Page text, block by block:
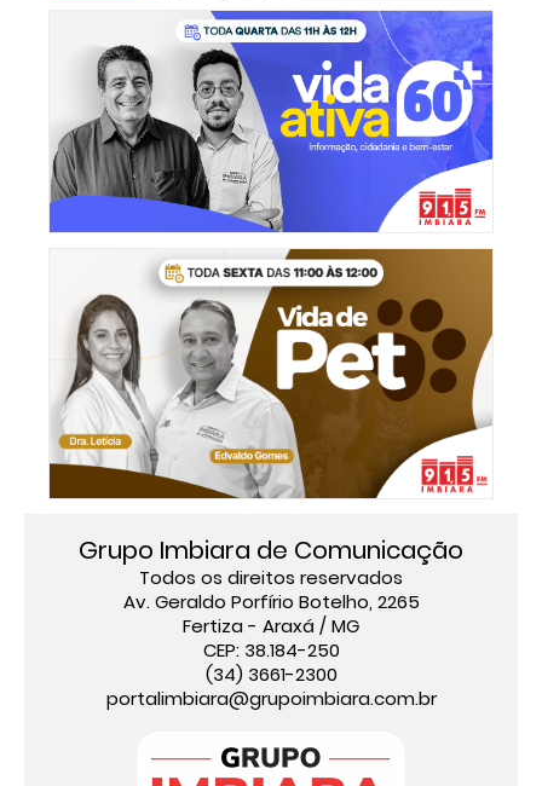
Grupo Imbiara de Comunicação
Todos os direitos reservados
Av. Geraldo Porfírio Botelho, 2265
Fertiza - Araxá / MG
CEP: 38.184-250
(34) 3661-2300
portalimbiara@grupoimbiara.com.br